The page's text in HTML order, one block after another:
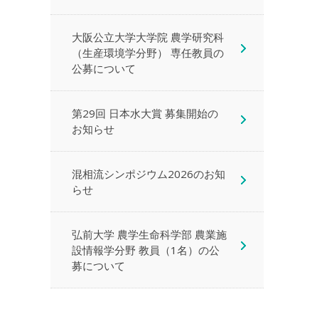
大阪公立大学大学院 農学研究科
（生産環境学分野） 専任教員の
公募について
第29回 日本水大賞 募集開始の
お知らせ
混相流シンポジウム2026のお知
らせ
弘前大学 農学生命科学部 農業施
設情報学分野 教員（1名）の公
募について